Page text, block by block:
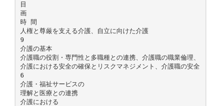
目
画
時 間
人権と尊厳を支える介護、自立に向けた介護
9
介護の基本
介護職の役割・専門性と多職種との連携、介護職の職業倫理、
介護における安全の確保とリスクマネジメント、介護職の安全
6
介護・福祉サービスの
理解と医療との連携
介護における